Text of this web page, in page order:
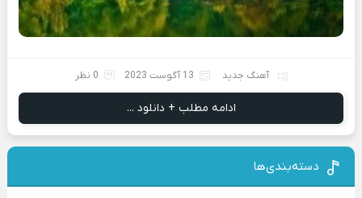
آهنگ جدید 13 آگوست 2023 0 نظر
ادامه مطلب + دانلود ...
دسته‌بندی‌ها